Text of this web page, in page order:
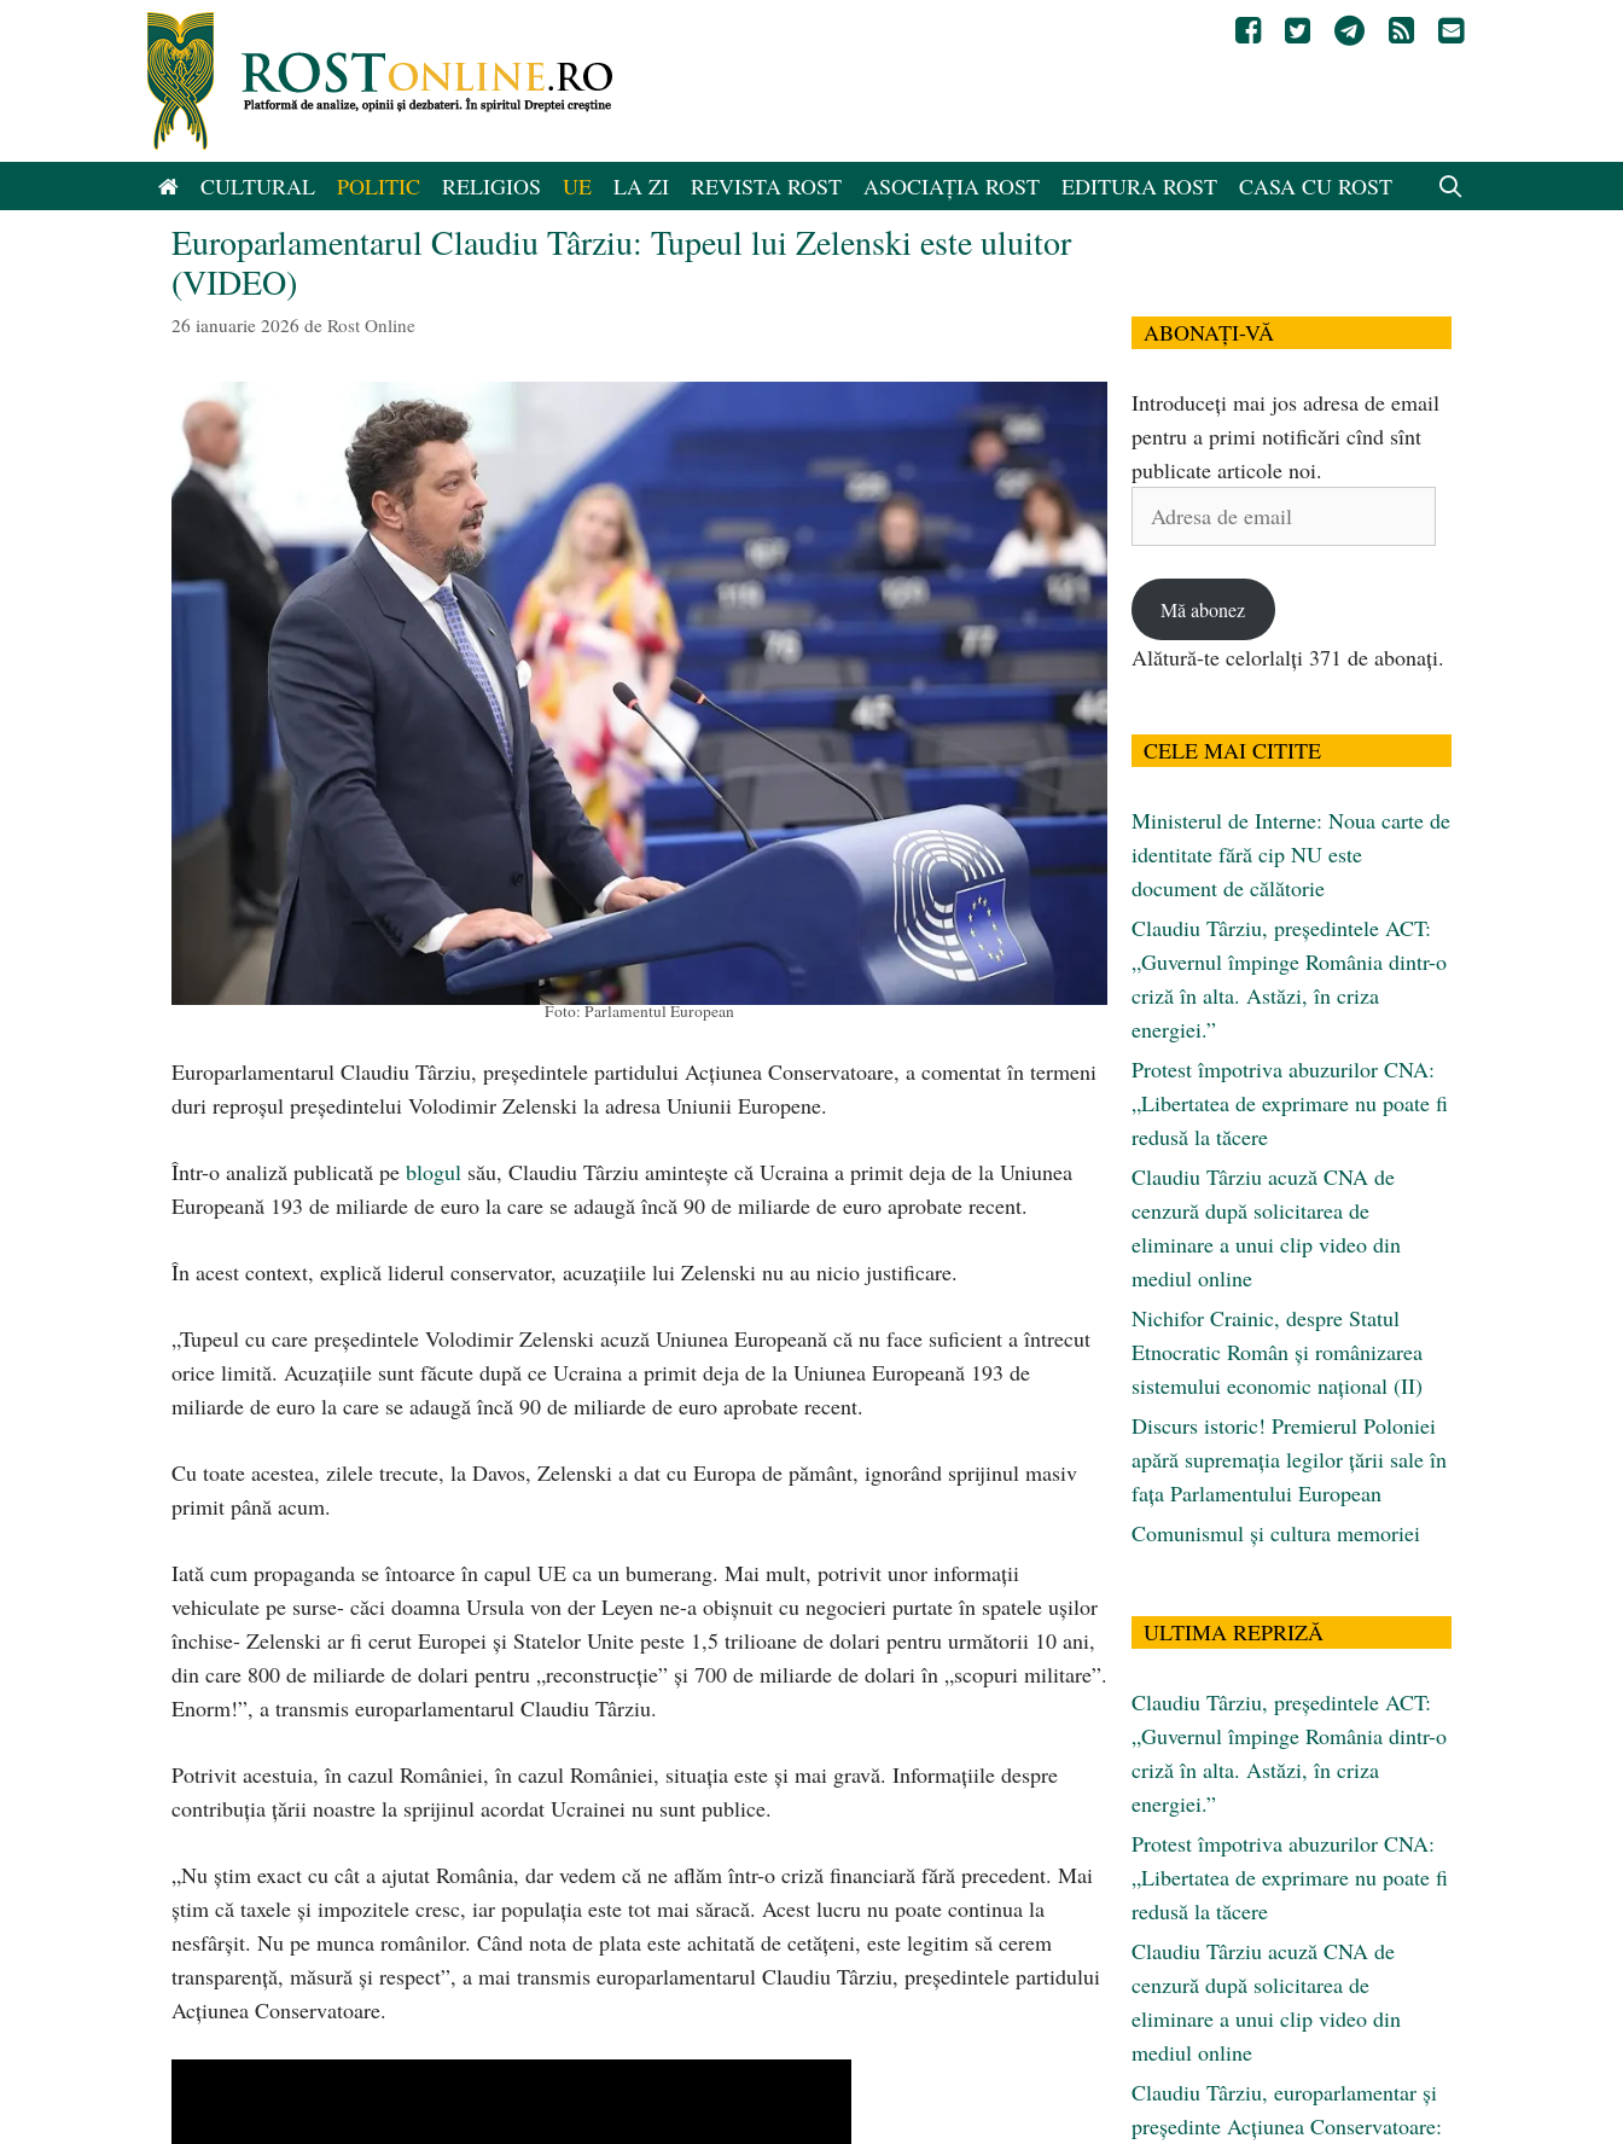
CULTURAL POLITIC RELIGIOS UE LA ZI REVISTA ROST ASOCIAȚIA ROST EDITURA ROST CASA CU ROST
Europarlamentarul Claudiu Târziu: Tupeul lui Zelenski este uluitor
(VIDEO)
26 ianuarie 2026 de Rost Online
Foto: Parlamentul European
Europarlamentarul Claudiu Târziu, președintele partidului Acțiunea Conservatoare, a comentat în termeni
duri reproșul președintelui Volodimir Zelenski la adresa Uniunii Europene.
Într-o analiză publicată pe blogul său, Claudiu Târziu amintește că Ucraina a primit deja de la Uniunea
Europeană 193 de miliarde de euro la care se adaugă încă 90 de miliarde de euro aprobate recent.
În acest context, explică liderul conservator, acuzațiile lui Zelenski nu au nicio justificare.
„Tupeul cu care președintele Volodimir Zelenski acuză Uniunea Europeană că nu face suficient a întrecut
orice limită. Acuzațiile sunt făcute după ce Ucraina a primit deja de la Uniunea Europeană 193 de
miliarde de euro la care se adaugă încă 90 de miliarde de euro aprobate recent.
Cu toate acestea, zilele trecute, la Davos, Zelenski a dat cu Europa de pământ, ignorând sprijinul masiv
primit până acum.
Iată cum propaganda se întoarce în capul UE ca un bumerang. Mai mult, potrivit unor informații
vehiculate pe surse- căci doamna Ursula von der Leyen ne-a obișnuit cu negocieri purtate în spatele ușilor
închise- Zelenski ar fi cerut Europei și Statelor Unite peste 1,5 trilioane de dolari pentru următorii 10 ani,
din care 800 de miliarde de dolari pentru „reconstrucție” și 700 de miliarde de dolari în „scopuri militare”.
Enorm!”, a transmis europarlamentarul Claudiu Târziu.
Potrivit acestuia, în cazul României, în cazul României, situația este și mai gravă. Informațiile despre
contribuția țării noastre la sprijinul acordat Ucrainei nu sunt publice.
„Nu știm exact cu cât a ajutat România, dar vedem că ne aflăm într-o criză financiară fără precedent. Mai
știm că taxele și impozitele cresc, iar populația este tot mai săracă. Acest lucru nu poate continua la
nesfârșit. Nu pe munca românilor. Când nota de plata este achitată de cetățeni, este legitim să cerem
transparență, măsură și respect”, a mai transmis europarlamentarul Claudiu Târziu, președintele partidului
Acțiunea Conservatoare.
ABONAȚI-VĂ
Introduceți mai jos adresa de email
pentru a primi notificări cînd sînt
publicate articole noi.
Adresa
Mă abonez
Alătură-te celorlalți 371 de abonați.
CELE MAI CITITE
Ministerul de Interne: Noua carte de
identitate fără cip NU este
document de călătorie
Claudiu Târziu, președintele ACT:
„Guvernul împinge România dintr-o
criză în alta. Astăzi, în criza
energiei.”
Protest împotriva abuzurilor CNA:
„Libertatea de exprimare nu poate fi
redusă la tăcere
Claudiu Târziu acuză CNA de
cenzură după solicitarea de
eliminare a unui clip video din
mediul online
Nichifor Crainic, despre Statul
Etnocratic Român şi românizarea
sistemului economic naţional (II)
Discurs istoric! Premierul Poloniei
apără supremația legilor țării sale în
fața Parlamentului European
Comunismul şi cultura memoriei
ULTIMA REPRIZĂ
Claudiu Târziu, președintele ACT:
„Guvernul împinge România dintr-o
criză în alta. Astăzi, în criza
energiei.”
Protest împotriva abuzurilor CNA:
„Libertatea de exprimare nu poate fi
redusă la tăcere
Claudiu Târziu acuză CNA de
cenzură după solicitarea de
eliminare a unui clip video din
mediul online
Claudiu Târziu, europarlamentar și
președinte Acțiunea Conservatoare: